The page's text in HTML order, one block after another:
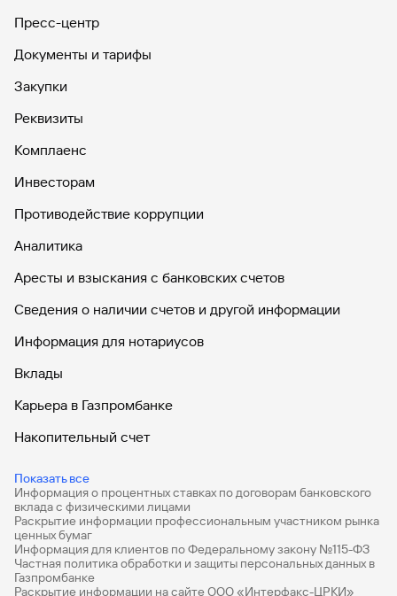
Пресс-центр
Документы и тарифы
Закупки
Реквизиты
Комплаенс
Инвесторам
Противодействие коррупции
Аналитика
Аресты и взыскания с банковских счетов
Сведения о наличии счетов и другой информации
Информация для нотариусов
Вклады
Карьера в Газпромбанке
Накопительный счет
Показать все
Дебетовые карты с бесплатным обслуживанием
Все накопительные счета
Банковские вклады на 3 месяца
Информация о процентных ставках по договорам банковского
вклада с физическими лицами
Раскрытие информации профессиональным участником рынка
ценных бумаг
Информация для клиентов по Федеральному закону №115-ФЗ
Частная политика обработки и защиты персональных данных в
Газпромбанке
Раскрытие информации на сайте ООО «Интерфакс-ЦРКИ»